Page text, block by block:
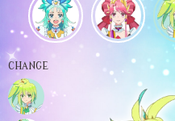
CHANGE